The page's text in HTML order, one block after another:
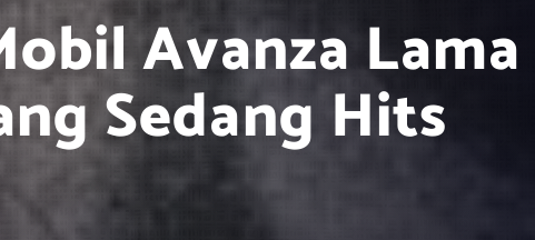
Avanza
Sedang Hits